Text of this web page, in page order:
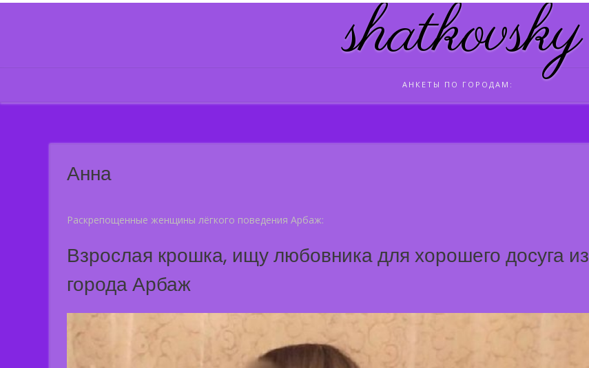
Skip
shatkovsky
АНКЕТЫ ПО ГОРОДАМ:
Анна
Раскрепощенные женщины лёгкого поведения Арбаж:
Взрослая крошка, ищу любовника для хорошего досуга из
города Арбаж